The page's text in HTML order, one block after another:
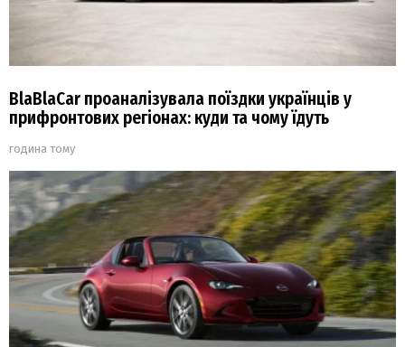
BlaBlaCar проаналізувала поїздки українців у
прифронтових регіонах: куди та чому їдуть
година тому